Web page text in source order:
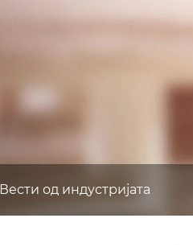
Вести од индустријата